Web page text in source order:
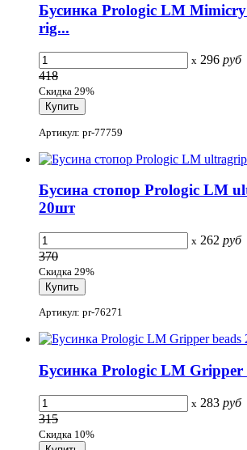
Бусинка Prologic LM
rig...
x 296 руб
418
Скидка 29%
Артикул: pr-77759
Бусина стопор Prologic LM
20шт
x 262 руб
370
Скидка 29%
Артикул: pr-76271
Бусинка Prologic LM Gripper
x 283 руб
315
Скидка 10%